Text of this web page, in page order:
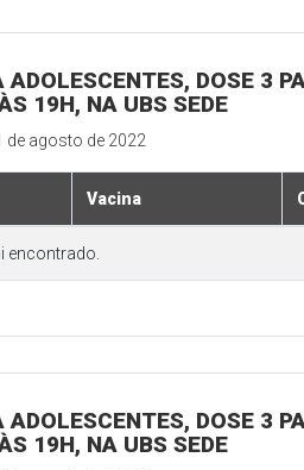
ADOLESCENTES, DOSE 3
19H, NA UBS SEDE
de agosto de 2022
Vacina
encontrado.
ADOLESCENTES, DOSE 3
19H, NA UBS SEDE